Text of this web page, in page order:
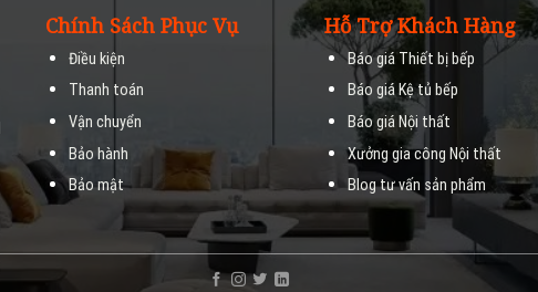
Chính Sách Phục Vụ
Điều kiện
Thanh toán
Vận chuyển
Bảo hành
Bảo mật
Hỗ Trợ Khách Hàng
Báo giá Thiết bị bếp
Báo giá Kệ tủ bếp
Báo giá Nội thất
Xưởng gia công Nội thất
Blog tư vấn sản phẩm